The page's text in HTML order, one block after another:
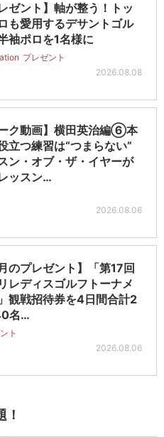
レゼント】軸が整う！トッ
も愛用するデサントゴル
袖ポロを1名様に
プレゼント
2026.08.08
ーク動画】横田英治編⑥本
立つ練習は“つまらない”
ン・オブ・ザ・イヤーが
ッスン…
2026.08.06
月のプレゼント】「第17回
レディスゴルフトーナメ
観戦招待券を4日間合計2
名…
ト
2026.08.06